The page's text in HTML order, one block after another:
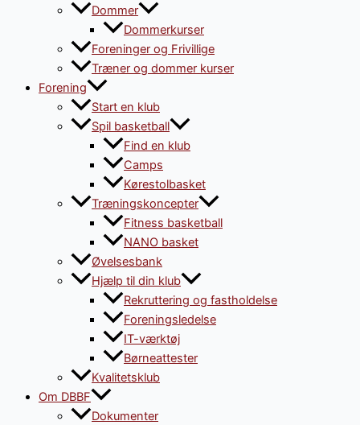
Dommer
Dommerkurser
Foreninger og Frivillige
Træner og dommer kurser
Forening
Start en klub
Spil basketball
Find en klub
Camps
Kørestolbasket
Træningskoncepter
Fitness basketball
NANO basket
Øvelsesbank
Hjælp til din klub
Rekruttering og fastholdelse
Foreningsledelse
IT-værktøj
Børneattester
Kvalitetsklub
Om DBBF
Dokumenter